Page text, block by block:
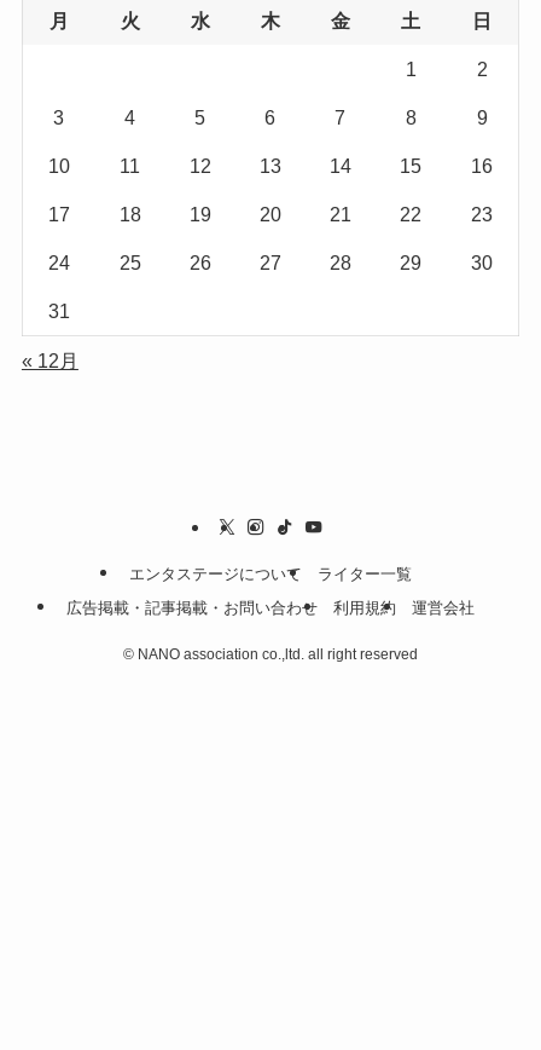
月 火 水 木 金 土 日
1 2
3 4 5 6 7 8 9
10 11 12 13 14 15 16
17 18 19 20 21 22 23
24 25 26 27 28 29 30
31
« 12月
エンタステージについて
ライター一覧
広告掲載・記事掲載・お問い合わせ
利用規約 運営会社
© NANO association co.,ltd. all right reserved